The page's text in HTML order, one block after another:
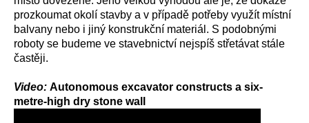
prozkoumat okolí stavby a v případě potřeby využít místní
balvany nebo i jiný konstrukční materiál. S podobnými
roboty se budeme ve stavebnictví nejspíš střetávat stále
častěji.
Video: Autonomous excavator constructs a six-
metre-high dry stone wall